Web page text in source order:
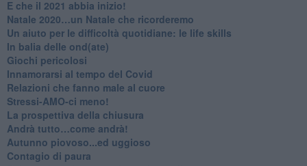
​E che il 2021 abbia inizio!
​Natale 2020…un Natale che ricorderemo
Un aiuto per le difficoltà quotidiane: le life skills
​In balia delle ond(ate)
Giochi pericolosi
Innamorarsi al tempo del Covid
​Relazioni che fanno male al cuore
​Stressi-AMO-ci meno!
​La prospettiva della chiusura
​Andrà tutto…come andrà!
Autunno piovoso...ed uggioso
​Contagio di paura